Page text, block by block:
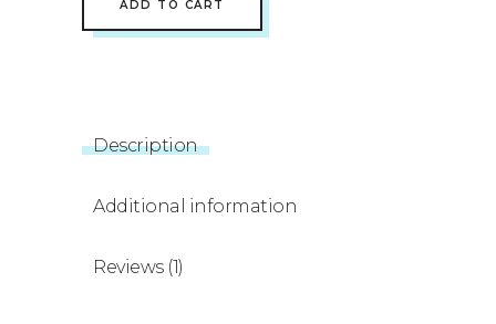
ADD TO CART
Description
Additional information
Reviews (1)